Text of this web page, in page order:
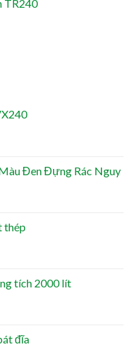
TR240
Đen Đựng Rác Nguy
thép
tích 2000 lít
đĩa